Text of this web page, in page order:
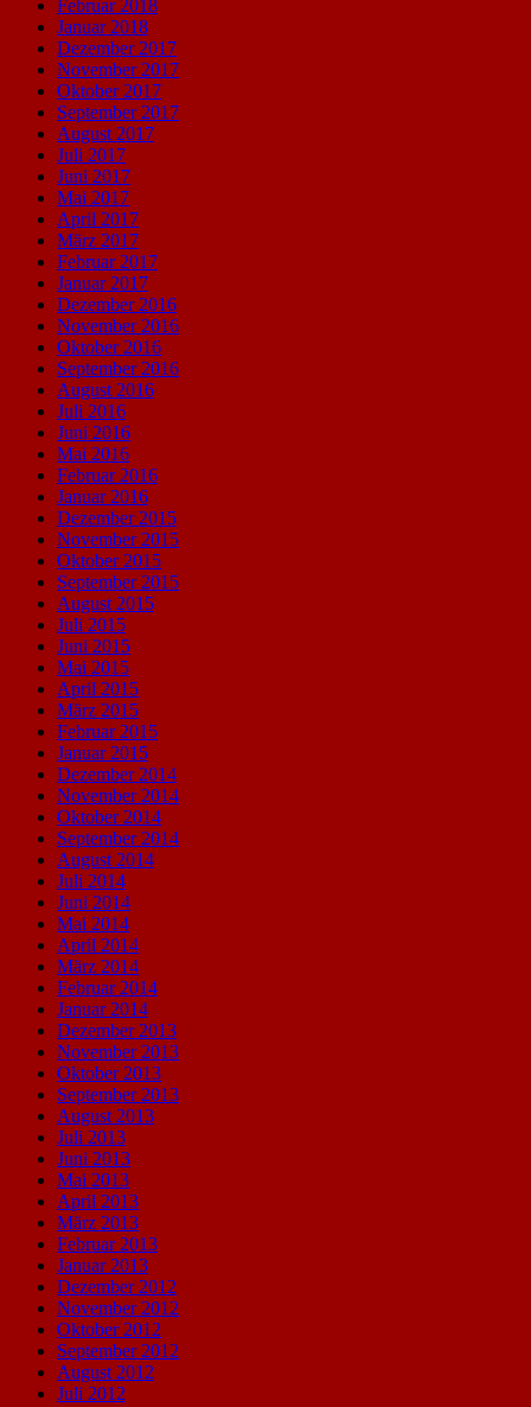
Februar 2018
Januar 2018
Dezember 2017
November 2017
Oktober 2017
September 2017
August 2017
Juli 2017
Juni 2017
Mai 2017
April 2017
März 2017
Februar 2017
Januar 2017
Dezember 2016
November 2016
Oktober 2016
September 2016
August 2016
Juli 2016
Juni 2016
Mai 2016
Februar 2016
Januar 2016
Dezember 2015
November 2015
Oktober 2015
September 2015
August 2015
Juli 2015
Juni 2015
Mai 2015
April 2015
März 2015
Februar 2015
Januar 2015
Dezember 2014
November 2014
Oktober 2014
September 2014
August 2014
Juli 2014
Juni 2014
Mai 2014
April 2014
März 2014
Februar 2014
Januar 2014
Dezember 2013
November 2013
Oktober 2013
September 2013
August 2013
Juli 2013
Juni 2013
Mai 2013
April 2013
März 2013
Februar 2013
Januar 2013
Dezember 2012
November 2012
Oktober 2012
September 2012
August 2012
Juli 2012